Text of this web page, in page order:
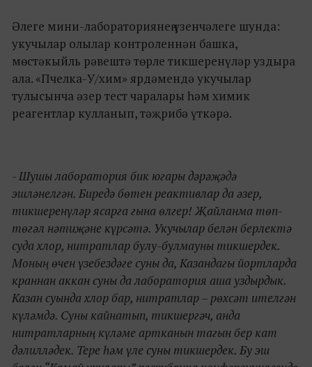
Әлеге мини-лабораториянең үзенчәлеге шунда:
укучылар олылар контроленнән башка,
мөстәкыйль рәвештә төрле тикшеренүләр уздыра
ала. «Пчелка-У/хим» ярдәмендә укучылар
тулысынча әзер тест чаралары һәм химик
реагентлар кулланып, тәҗрибә үткәрә.
- Шушы лаборатория бик югары дәрәҗәдә
эшләнелгән. Биредә бөтен реактивлар да әзер,
тикшеренүләр ясарга гына өлгер! Җайланма төп-
төгәл нәтиҗәне күрсәтә. Укучылар белән берлектә
суда хлор, нитратлар булу-булмауны тикшердек.
Моның өчен үзебездәге суны да, Казандагы йортларда
краннан аккан суны да лаборатория аша уздырдык.
Казан суында хлор бар, нитратлар – рөхсәт ителгән
күләмдә. Суны кайнатып, тикшергәч, анда
нитратларның күләме артканын тагын бер кат
дәлилләдек. Тере һәм үле суны тикшердек. Бу эш